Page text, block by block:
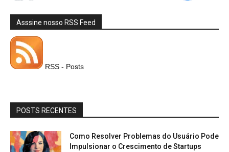
Asssine nosso RSS Feed
RSS - Posts
POSTS RECENTES
Como Resolver Problemas do Usuário Pode
Impulsionar o Crescimento de Startups